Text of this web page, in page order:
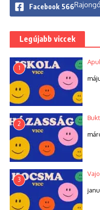
Facebook 566
Legújabb viccek
1
2
3